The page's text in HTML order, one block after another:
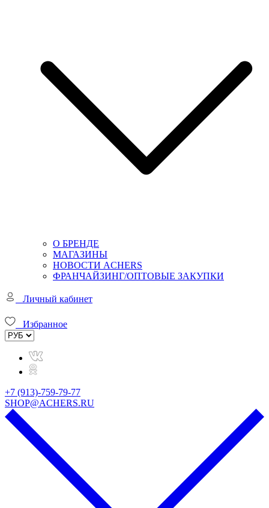
О БРЕНДЕ
МАГАЗИНЫ
НОВОСТИ ACHERS
ФРАНЧАЙЗИНГ/ОПТОВЫЕ ЗАКУПКИ
Личный кабинет
Избранное
+7 (913)-759-79-77
SHOP@ACHERS.RU